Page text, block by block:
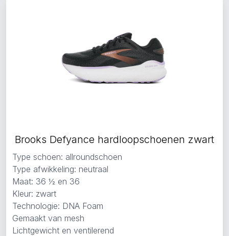
Brooks Defyance hardloopschoenen zwart
Type schoen: allroundschoen
Type afwikkeling: neutraal
Maat: 36 ½ en 36
Kleur: zwart
Technologie: DNA Foam
Gemaakt van mesh
Lichtgewicht en ventilerend